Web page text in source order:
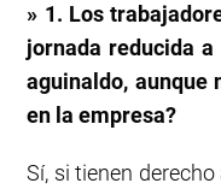
» 1. Los
jornada reducida
aguinaldo, aunque
en la empresa?
Sí, si tienen